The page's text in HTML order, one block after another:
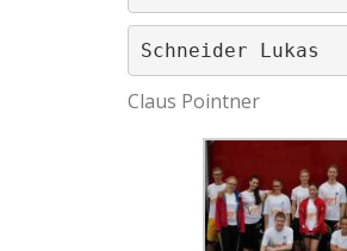
Schneider Lukas
Claus Pointner